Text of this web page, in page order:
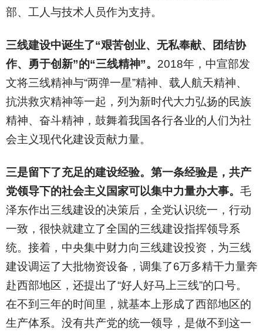
部、工人与技术人员作为支持。
三线建设中诞生了“艰苦创业、无私奉献、团结协
作、勇于创新”的“三线精神”。 2018年，中宣部发
文将三线精神与“两弹一星”精神、载人航天精神、
抗洪救灾精神等一起，列为新时代大力弘扬的民族
精神、奋斗精神，鼓舞着我国各行各业的人们为社
会主义现代化建设贡献力量。
三是留下了充足的建设经验。第一条经验是，共产
党领导下的社会主义国家可以集中力量办大事。 毛
泽东作出三线建设的决策后，全党认识统一，行动
一致，很快就建立了全国的三线建设指挥领导系
统。接着，中央集中财力向三线建设投资，为三线
建设调运了大批物资设备，调集了6万多精干力量奔
赴西部地区，还提出了“好人好马上三线”的口号。
在不到三年的时间里，就基本上形成了西部地区的
生产体系。没有共产党的统一领导，是做不到这一